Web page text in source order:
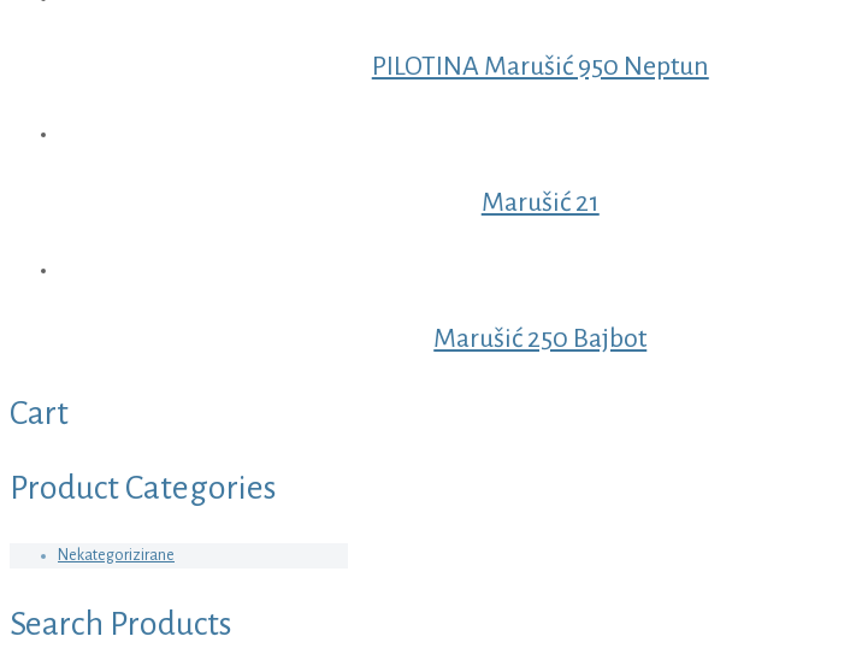
PILOTINA Marušić 950 Neptun
Marušić 21
Marušić 250 Bajbot
Cart
Product Categories
Nekategorizirane
Search Products